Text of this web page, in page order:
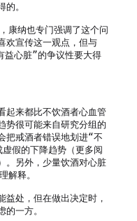
。
康纳也专门强调了这个问
欢宣传这一观点，但与
益心脏”的争议性要大得
起来都比不饮酒者心血管
势很可能来自研究分组的
把戒酒者错误地划进“不
假的下降趋势（更多阅
。另外，少量饮酒对心脏
解释。
益处，但在做出决定时，
一方。